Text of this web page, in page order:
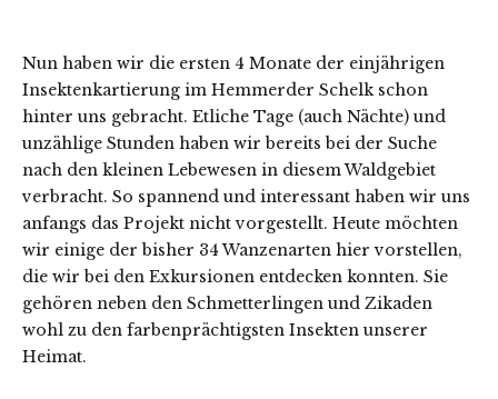
Nun haben wir die ersten 4 Monate der einjährigen
Insektenkartierung im Hemmerder Schelk schon
hinter uns gebracht. Etliche Tage (auch Nächte) und
unzählige Stunden haben wir bereits bei der Suche
nach den kleinen Lebewesen in diesem Waldgebiet
verbracht. So spannend und interessant haben wir uns
anfangs das Projekt nicht vorgestellt. Heute möchten
wir einige der bisher 34 Wanzenarten hier vorstellen,
die wir bei den Exkursionen entdecken konnten. Sie
gehören neben den Schmetterlingen und Zikaden
wohl zu den farbenprächtigsten Insekten unserer
Heimat.